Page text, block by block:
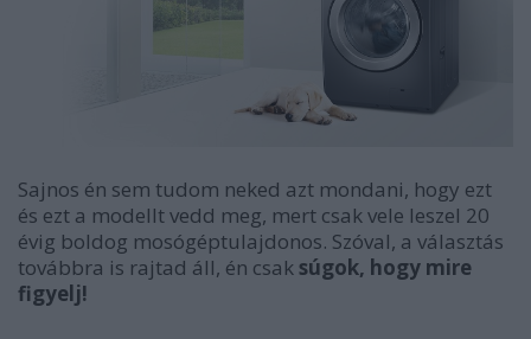
Sajnos én sem tudom neked azt mondani, hogy ezt
és ezt a modellt vedd meg, mert csak vele leszel 20
évig boldog mosógéptulajdonos. Szóval, a választás
továbbra is rajtad áll, én csaksúgok, hogy mire
figyelj!